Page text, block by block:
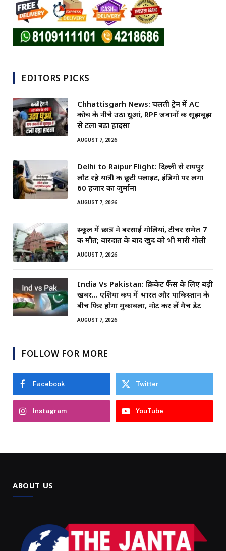
EDITORS PICKS
Chhattisgarh News: चलती ट्रेन में AC
कोच के नीचे उठा धुआं, RPF जवानों की सूझबूझ
से टला बड़ा हादसा
AUGUST 7, 2026
Delhi to Raipur Flight: दिल्ली से रायपुर
लौट रहे यात्री की छूटी फ्लाइट, इंडिगो पर लगा
60 हजार का जुर्माना
AUGUST 7, 2026
स्कूल में छात्र ने बरसाईं गोलियां, टीचर समेत 7
की मौत; वारदात के बाद खुद को भी मारी गोली
AUGUST 7, 2026
India Vs Pakistan: क्रिकेट फैंस के लिए बड़ी
खबर… एशिया कप में भारत और पाकिस्तान के
बीच फिर होगा मुकाबला, नोट कर लें मैच डेट
AUGUST 7, 2026
FOLLOW FOR MORE
Facebook Twitter
Instagram YouTube
ABOUT US